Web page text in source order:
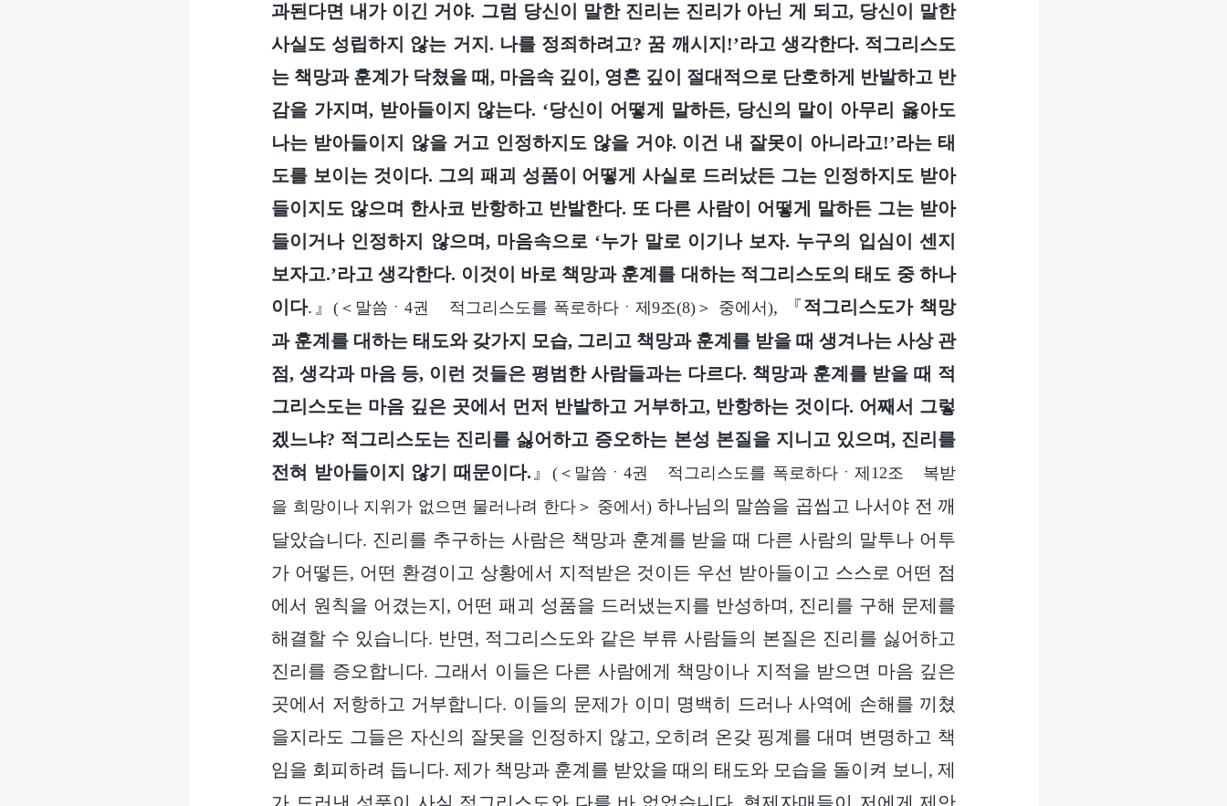
과된다면 내가 이긴 거야. 그럼 당신이 말한 진리는 진리가 아닌 게 되고, 당신이 말한
사실도 성립하지 않는 거지. 나를 정죄하려고? 꿈 깨시지!’라고 생각한다. 적그리스도
는 책망과 훈계가 닥쳤을 때, 마음속 깊이, 영혼 깊이 절대적으로 단호하게 반발하고 반
감을 가지며, 받아들이지 않는다. ‘당신이 어떻게 말하든, 당신의 말이 아무리 옳아도
나는 받아들이지 않을 거고 인정하지도 않을 거야. 이건 내 잘못이 아니라고!’라는 태
도를 보이는 것이다. 그의 패괴 성품이 어떻게 사실로 드러났든 그는 인정하지도 받아
들이지도 않으며 한사코 반항하고 반발한다. 또 다른 사람이 어떻게 말하든 그는 받아
들이거나 인정하지 않으며, 마음속으로 ‘누가 말로 이기나 보자. 누구의 입심이 센지
보자고.’라고 생각한다. 이것이 바로 책망과 훈계를 대하는 적그리스도의 태도 중 하나
이다.』(＜말씀ㆍ4권 적그리스도를 폭로하다ㆍ제9조(8)＞ 중에서), 『적그리스도가 책망
과 훈계를 대하는 태도와 갖가지 모습, 그리고 책망과 훈계를 받을 때 생겨나는 사상 관
점, 생각과 마음 등, 이런 것들은 평범한 사람들과는 다르다. 책망과 훈계를 받을 때 적
그리스도는 마음 깊은 곳에서 먼저 반발하고 거부하고, 반항하는 것이다. 어째서 그렇
겠느냐? 적그리스도는 진리를 싫어하고 증오하는 본성 본질을 지니고 있으며, 진리를
전혀 받아들이지 않기 때문이다. 』(＜말씀ㆍ4권 적그리스도를 폭로하다ㆍ제12조 복받
을 희망이나 지위가 없으면 물러나려 한다＞ 중에서) 하나님의 말씀을 곱씹고 나서야 전 깨
달았습니다. 진리를 추구하는 사람은 책망과 훈계를 받을 때 다른 사람의 말투나 어투
가 어떻든, 어떤 환경이고 상황에서 지적받은 것이든 우선 받아들이고 스스로 어떤 점
에서 원칙을 어겼는지, 어떤 패괴 성품을 드러냈는지를 반성하며, 진리를 구해 문제를
해결할 수 있습니다. 반면, 적그리스도와 같은 부류 사람들의 본질은 진리를 싫어하고
진리를 증오합니다. 그래서 이들은 다른 사람에게 책망이나 지적을 받으면 마음 깊은
곳에서 저항하고 거부합니다. 이들의 문제가 이미 명백히 드러나 사역에 손해를 끼쳤
을지라도 그들은 자신의 잘못을 인정하지 않고, 오히려 온갖 핑계를 대며 변명하고 책
임을 회피하려 듭니다. 제가 책망과 훈계를 받았을 때의 태도와 모습을 돌이켜 보니, 제